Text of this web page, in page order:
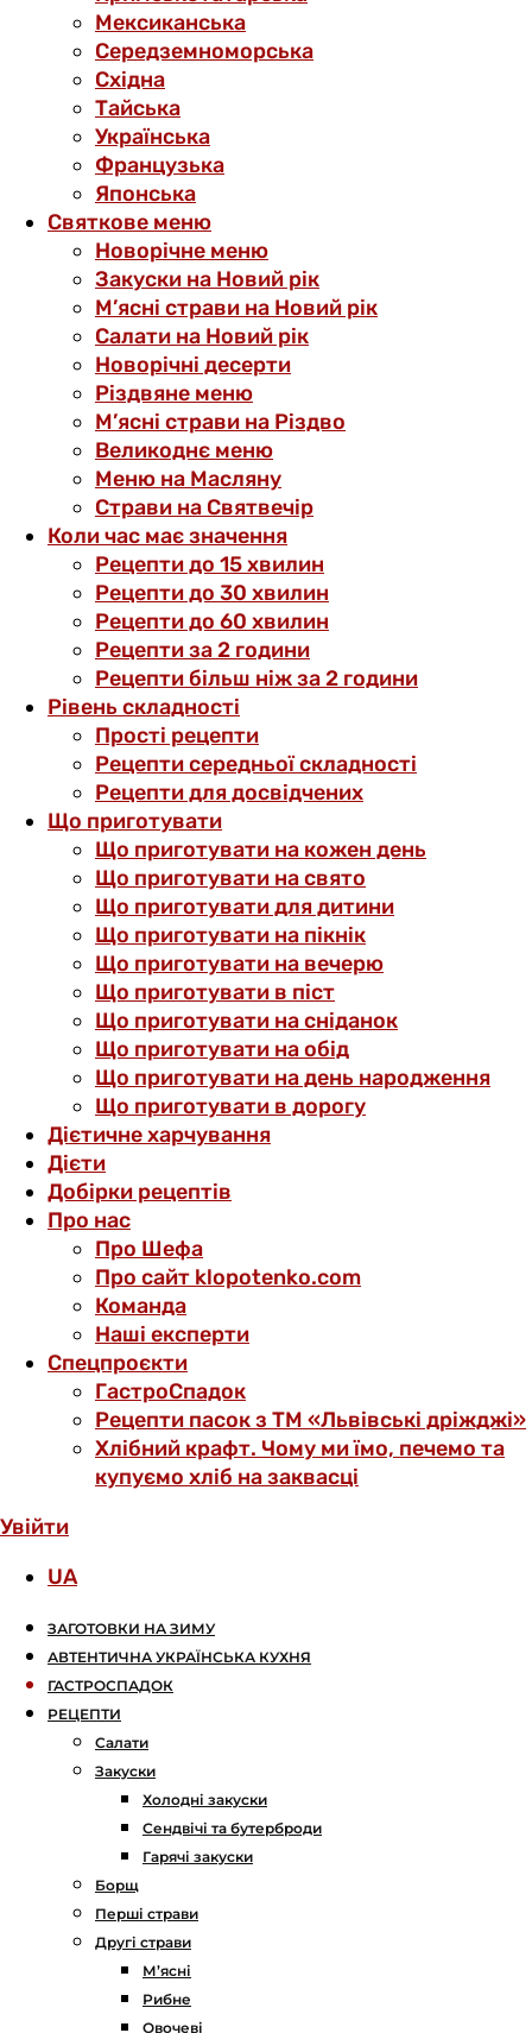
Мексиканська
Середземноморська
Східна
Тайська
Українська
Французька
Японська
Святкове меню
Новорічне меню
Закуски на Новий рік
М’ясні страви на Новий рік
Салати на Новий рік
Новорічні десерти
Різдвяне меню
М’ясні страви на Різдво
Великоднє меню
Меню на Масляну
Страви на Святвечір
Коли час має значення
Рецепти до 15 хвилин
Рецепти до 30 хвилин
Рецепти до 60 хвилин
Рецепти за 2 години
Рецепти більш ніж за 2 години
Рівень складності
Прості рецепти
Рецепти середньої складності
Рецепти для досвідчених
Що приготувати
Що приготувати на кожен день
Що приготувати на свято
Що приготувати для дитини
Що приготувати на пікнік
Що приготувати на вечерю
Що приготувати в піст
Що приготувати на сніданок
Що приготувати на обід
Що приготувати на день народження
Що приготувати в дорогу
Дієтичне харчування
Дієти
Добірки рецептів
Про нас
Про Шефа
Про сайт klopotenko.com
Команда
Наші експерти
Спецпроєкти
ГастроСпадок
Рецепти пасок з ТМ «Львівські дріжджі»
Хлібний крафт. Чому ми їмо, печемо та
купуємо хліб на заквасці
Увійти
UA
ЗАГОТОВКИ НА ЗИМУ
АВТЕНТИЧНА УКРАЇНСЬКА КУХНЯ
ГАСТРОСПАДОК
РЕЦЕПТИ
Салати
Закуски
Холодні закуски
Сендвічі та бутерброди
Гарячі закуски
Борщ
Перші страви
Другі страви
М’ясні
Рибне
Овочеві